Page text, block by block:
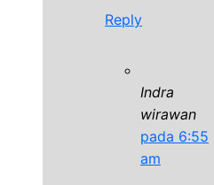
Reply
Indra
wirawan
pada 6:55
am